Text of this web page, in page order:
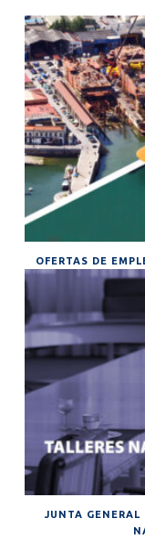
OFERTAS DE
JUNTA GENERAL